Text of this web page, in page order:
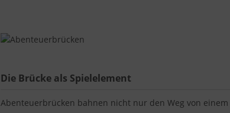
Die Brücke als Spielelement
Abenteuerbrücken bahnen nicht nur den Weg von